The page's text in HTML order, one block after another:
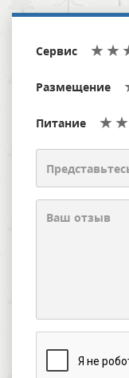
Сервис
Размещение
Питание